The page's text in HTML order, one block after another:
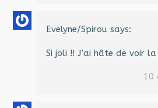
Evelyne/Spirou says:
Si joli !! J’ai hâte de voir
10